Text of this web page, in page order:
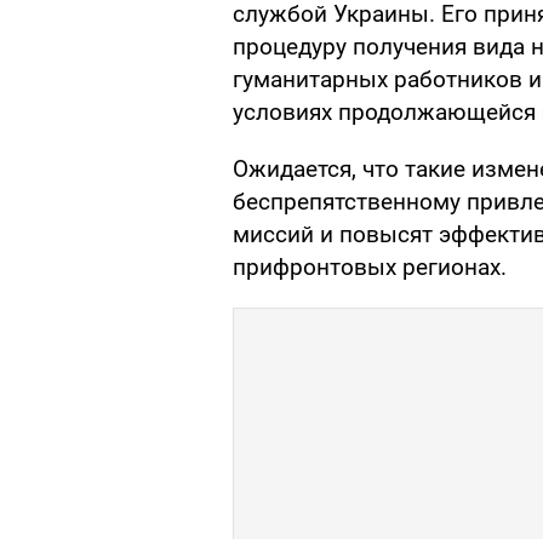
службой Украины. Его
процедуру получения вида
гуманитарных работников
условиях
Ожидается, что такие
беспрепятственному
миссий и повысят
прифронтовых регионах.